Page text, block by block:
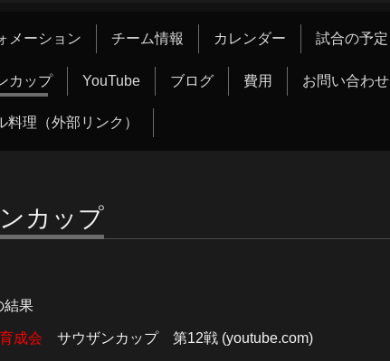
メーション チーム情報 カレンダー 試合の予定
カップ YouTube ブログ 費用 お問い合わせ
理（外部リンク）
カップ
結果
成会 サウザンカップ 第12戦 (youtube.com)